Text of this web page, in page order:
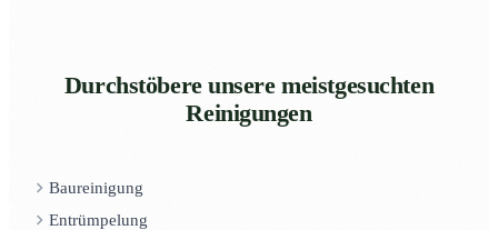
Durchstöbere unsere meistgesuchten
Reinigungen
Baureinigung
Entrümpelung